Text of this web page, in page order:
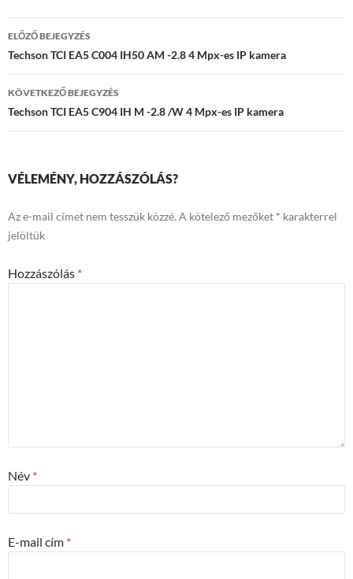
Bejegyzés
navigáció
ELŐZŐ BEJEGYZÉS
Techson TCI EA5 C004 IH50 AM -2.8 4 Mpx-es IP kamera
KÖVETKEZŐ BEJEGYZÉS
Techson TCI EA5 C904 IH M -2.8 /W 4 Mpx-es IP kamera
VÉLEMÉNY, HOZZÁSZÓLÁS?
Az e-mail címet nem tesszük közzé. A kötelező mezőket * karakterrel
jelöltük
Hozzászólás *
Név *
E-mail cím *